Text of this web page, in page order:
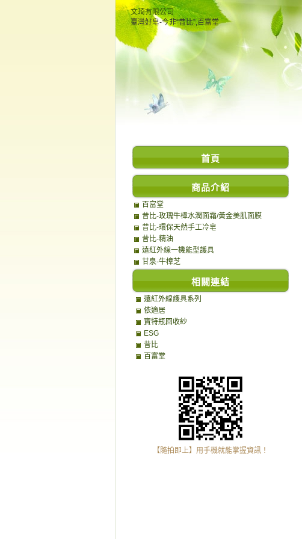
文琦有限公司
臺灣好皂-今非“昔比”,百富堂
首頁
商品介紹
百富堂
昔比-玫瑰牛樟水潤面霜/黃金美肌面膜
昔比-環保天然手工冷皂
昔比-精油
遠紅外線一機能型護具
甘泉-牛樟芝
相關連結
遠紅外線謢具系列
依適居
寶特瓶回收紗
ESG
昔比
百富堂
【隨拍即上】用手機就能掌握資訊！